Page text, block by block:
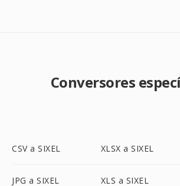
Conversores
CSV a SIXEL XLSX a SIXEL
JPG a SIXEL XLS a SIXEL